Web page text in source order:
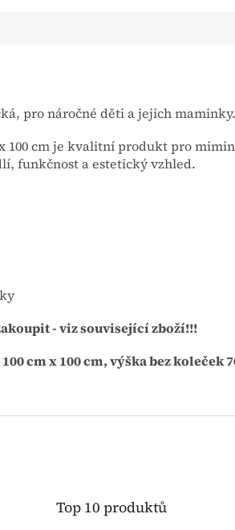
pro náročné děti a jejich maminky.
100 cm je kvalitní produkt pro
funkčnost a estetický vzhled.
- viz související zboží!!!
cm x 100 cm, výška bez koleček
Top 10 produktů